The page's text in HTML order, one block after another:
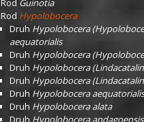
Rod Guinotia
Rod Hypolobocera
Druh Hypolobocera
aequatorialis
Druh Hypolobocera
Druh Hypolobocera
Druh Hypolobocera
Druh Hypolobocera aequatorialis
Druh Hypolobocera alata
Druh Hypolobocera andagoensis